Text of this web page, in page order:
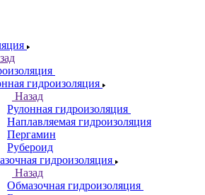
гидроизоляция
Назад
Рулонная гидроизоляция
Наплавляемая гидроизоляция
Пергамин
Рубероид
гидроизоляция
Назад
Обмазочная гидроизоляция